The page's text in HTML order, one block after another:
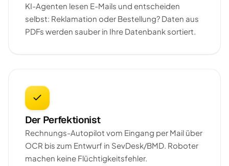
KI-Agenten lesen E-Mails und entscheiden
selbst: Reklamation oder Bestellung? Daten aus
PDFs werden sauber in Ihre Datenbank sortiert.
Der Perfektionist
Rechnungs-Autopilot vom Eingang per Mail über
OCR bis zum Entwurf in SevDesk/BMD. Roboter
machen keine Flüchtigkeitsfehler.